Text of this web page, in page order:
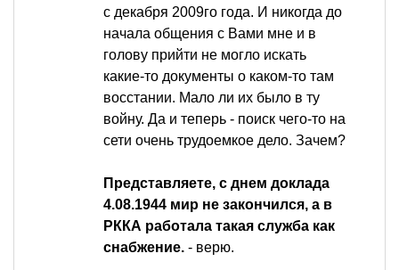
с декабря 2009го года. И никогда до
начала общения с Вами мне и в
голову прийти не могло искать
какие-то документы о каком-то там
восстании. Мало ли их было в ту
войну. Да и теперь - поиск чего-то на
сети очень трудоемкое дело. Зачем?
Представляете, с днем доклада
4.08.1944 мир не закончился, а в
РККА работала такая служба как
снабжение. - верю.